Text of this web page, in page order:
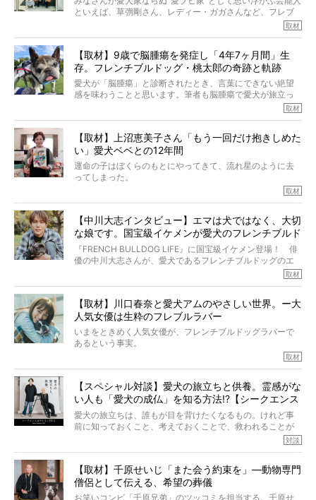
といえば、草彅剛さん、レディー・ガガさんなど、フレブ
ルを飼っている方が多いと思います。が、ロッチ中岡さん
も、じつは大のフレブルラバーだというのをご存知です
んのインスタグラムを覗くと、たくさんのフレブルアカウ
ントがフォローされていて、わが『FRENCH BULLDOG
LIFE』モデルのnicoやトーラスも、その中の一頭。
そんな中岡さんに、フレブルの魅力を語っていただきまし
た。そのブヒ愛っぷりは、思ってた以上！ ガチ中のガチ
取材
【取材】9歳で脳腫瘍を発症し「4年7ヶ月間」生
存。フレンチブルドッグ・桃太郎の奇跡と軌跡
愛犬が「脳腫瘍」と診断されたとき、言葉にできない絶望
感を味わうことと思います。筆者も脳腫瘍で愛犬が旅立っ
たひとり。だからこそ、どれほど厄介で困難な病気かを理
解をしているつもりです。「発症から1年生存すれば素晴ら
ところが、フレンチブルドッグの桃太郎は9歳で脳腫瘍を発
症し、なんと4年7ヶ月間も生き抜いたのです。旅立ったと
きの年齢は13歳と11ヶ月、レジェンド級のレジェンドでし
た。さらには、治療後3年間は一度も発作が起きなかったと
いいます。
この事実はフレンチブルドッグだけでなく、脳腫瘍と闘う
多くの犬たちに勇気と希望を与えるに違いありません。桃
太郎のオーナーである佐藤さんご夫婦に、治療の選択やケ
アについて詳しくお話しをうかがいました。
取材
【取材】上沼恵美子さん「もう一回だけ抱きしめた
い」愛犬ベベとの12年間
運命の子はぼくらのもとにやってきて、流れ星のように去
ってしまった。
けれども、ぼくらはそのことについて考えたいし、泣き出
り添いたいと思う。
その悲しみをいますぐ解消することはできないが、話をき
いて、泣いたり笑ったりするのもいいだろう。
こんな子だった、こんなにいい子だった、ほんとうに愛し
ていたと。
ぼくらは上沼恵美子さんのご自宅へ伺って、お話をきこう
と思った。
取材
【中川大志インタビュー】エマは犬ではなく、大切
な娘です。国宝級イケメンが愛犬のフレンチブルド
ッグと一緒に登場
『FRENCH BULLDOG LIFE』に国宝級イケメン登場！ 俳
優の中川大志さんが、愛犬であるフレンチブルドッグのエ
マちゃん（2歳の女の子）にメロメロとの情報を聞きつけ、
中川さんを直撃。そのフレブル愛をたっぷり語っていただ
カエピソードが次から次へと飛び出しました。
取材
【取材】川口春奈と愛犬アムのやさしい世界。ー大
人気女優は生粋のフレブルラバー
いまをときめく人気女優が、フレンチブルドッグラバーで
あるという事実。
とりを目の当たりにするほどに、そのフレンチブルドッグ
愛がわたしたちのそれとまったく同じであることに、なん
だかうれしくなってしまったのでした。
春奈さんとアムちゃんのすてきな暮らしを、BUHI編集長の
小西がいつくしみながら、切り取らせていただきます。
取材
【スペシャル対談】愛犬の旅立ちと供養。霊感がな
い人も「愛犬の成仏」を知る方法!?【シークエンス
はやとも×PELI】
愛犬の旅立ちは、誰もが目を背けたくなるもの。けれど事
前に知っておくこと、考えておくことで、救われることが
力をもつお笑い芸人「シークエンスはやとも」さんに、愛
犬の旅立ちや供養についてインタビュー。
インタビュアー兼対談相手は、大の犬好きで心霊分野の知
対談
【取材】千原せいじ「また会う約束を」―動物専門
僧侶として伝える、希望の葬儀
お笑いコンビ「千原兄弟」のツッコミを担当する、千原せ